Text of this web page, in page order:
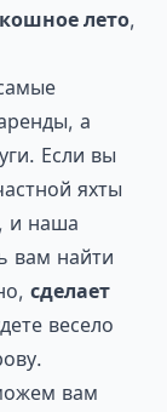
лето,
а
Если вы
яхты
и наша
вам найти
сделает
весело
вам